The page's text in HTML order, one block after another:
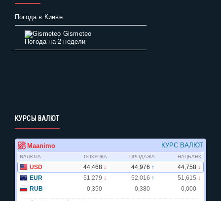
Погода в Киеве
Gismeteo
Погода на 2 недели
КУРСЫ ВАЛЮТ